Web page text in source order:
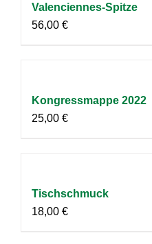
Valenciennes-Spitze
56,00 €
Kongressmappe 2022
25,00 €
Tischschmuck
18,00 €